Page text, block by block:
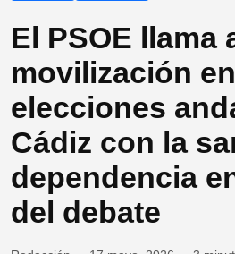
El PSOE llama
movilización
elecciones
Cádiz con la
dependencia
del debate